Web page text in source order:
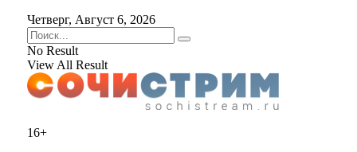
Четверг, Август 6, 2026
No Result
View All Result
16+